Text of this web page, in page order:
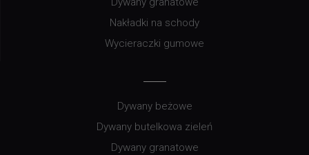
Nakładki na schody
Wycieraczki gumowe
Dywany beżowe
Dywany butelkowa zieleń
Dywany granatowe